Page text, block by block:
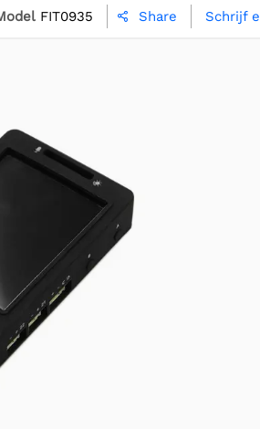
FIT0935  Share Schrijf